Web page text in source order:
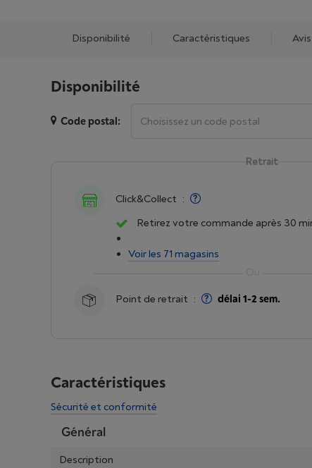
Disponibilité Caractéristiques
Disponibilité
Code postal:
Retrait
Click&Collect :
Retirez votre commande après 30
Voir les 71 magasins
Point de retrait : délai 1-2 sem.
Caractéristiques
Sécurité et conformité
Général
Description